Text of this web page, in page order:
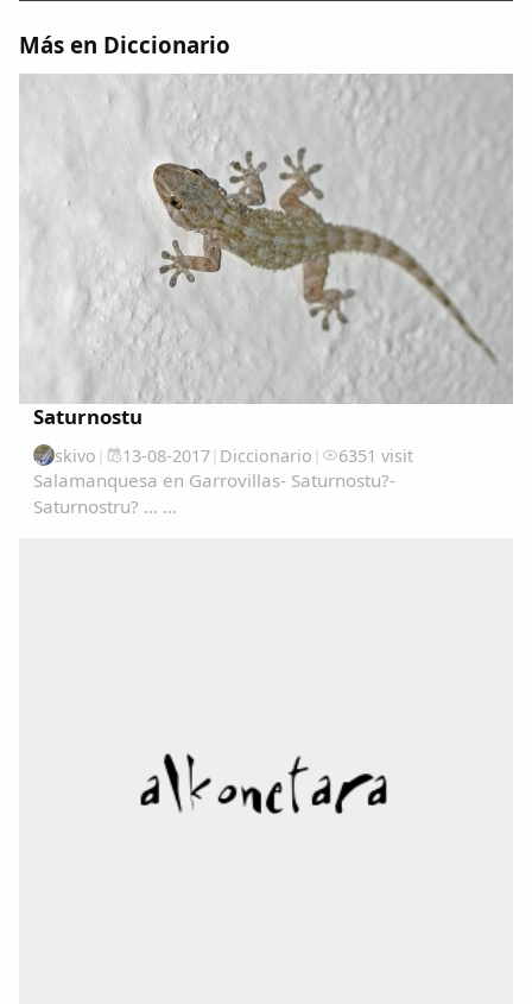
Dichos
Cancionero Local
Apodos
Peñas
La palra
Modo oscuro
Más en Diccionario
Saturnostu
skivo | 13-08-2017| Diccionario | 6351 visit
Salamanquesa en Garrovillas- Saturnostu?-
Saturnostru? ... ...